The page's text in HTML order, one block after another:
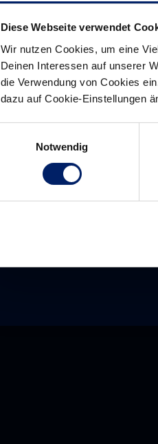
Diese Webseite verwendet
Wir nutzen Cookies, um eine
Deinen Interessen auf unserer
die Verwendung von Cookies
dazu auf Cookie-Einstellungen
Notwendig